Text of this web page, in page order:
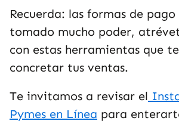
Recuerda: las formas de
tomado mucho poder,
con estas herramientas que
concretar tus ventas.
Te invitamos a revisar el
Pymes en Línea para